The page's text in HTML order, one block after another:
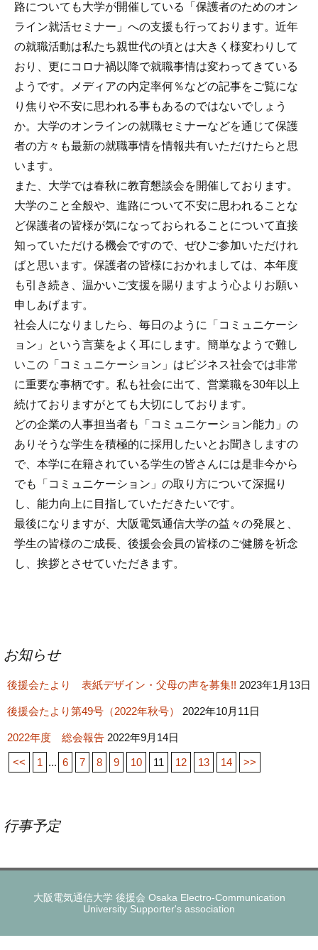
路についても大学が開催している「保護者のためのオン
ライン就活セミナー」への支援も行っております。近年
の就職活動は私たち親世代の頃とは大きく様変わりして
おり、更にコロナ禍以降で就職事情は変わってきている
ようです。メディアの内定率何％などの記事をご覧にな
り焦りや不安に思われる事もあるのではないでしょう
か。大学のオンラインの就職セミナーなどを通じて保護
者の方々も最新の就職事情を情報共有いただけたらと思
います。
また、大学では春秋に教育懇談会を開催しております。
大学のこと全般や、進路について不安に思われることな
ど保護者の皆様が気になっておられることについて直接
知っていただける機会ですので、ぜひご参加いただけれ
ばと思います。保護者の皆様におかれましては、本年度
も引き続き、温かいご支援を賜りますよう心よりお願い
申しあげます。
社会人になりましたら、毎日のように「コミュニケーシ
ョン」という言葉をよく耳にします。簡単なようで難し
いこの「コミュニケーション」はビジネス社会では非常
に重要な事柄です。私も社会に出て、営業職を30年以上
続けておりますがとても大切にしております。
どの企業の人事担当者も「コミュニケーション能力」の
ありそうな学生を積極的に採用したいとお聞きしますの
で、本学に在籍されている学生の皆さんには是非今から
でも「コミュニケーション」の取り方について深掘り
し、能力向上に目指していただきたいです。
最後になりますが、大阪電気通信大学の益々の発展と、
学生の皆様のご成長、後援会会員の皆様のご健勝を祈念
し、挨拶とさせていただきます。
お知らせ
後援会たより 表紙デザイン・父母の声を募集!! 2023年1月13日
後援会たより第49号（2022年秋号） 2022年10月11日
2022年度 総会報告 2022年9月14日
<< 1 ... 6 7 8 9 10 11 12 13 14 >>
行事予定
大阪電気通信大学 後援会 Osaka Electro-Communication
University Supporter's association